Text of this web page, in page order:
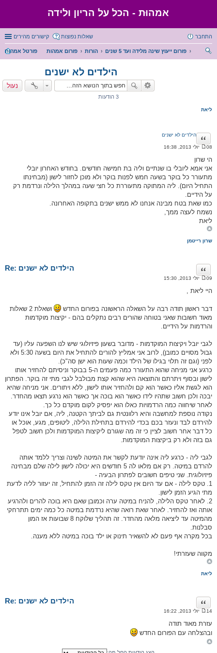
אמהוּת - הכל על הריון ולידה
קישורים מהירים שאלות נפוצות התחבר
פורטל אמהות פורום אמהות הורות
פורום ייעוץ שינה מלידה ועד 5 שנים
הילדים לא ישנים
נעול
3 הודעות
ליאת
הילדים לא ישנים ציטוט
ו
ד
ע
ה
08 יולי 2013, 16:38
הי שרון
אני אמא ליובלי בו שנתיים וליה בת חמישה חודשים. בחודש האחרון יובלי
מתעורר כל בוקר בשעה חמש לפנות בוקר ולא מוכן לחזור לישון (מבחינתו
התחיל היום). ליה המתוקה מתעוררת כל חצי שעה במהלך הלילה ונרדמת רק
על הידיים.
כמו שאת בטח מבינה אנחנו לא ממש ישנים בתקופה האחרונה.
נשמח לעצה ממך,
ליאת
שרון רייטמן
Re: הילדים לא ישנים ציטוט
ו
ד
09 יולי 2013, 15:30
היי ליאת ,
דבר ראשון תודה רבה על השאלה הראשונה בפורום החדש
ושאלת 2 שאלות
מאוד חשובות שאני בטוחה שהורים רבים נתקלים בהם - יקיצות מוקדמות
והרדמות על הידיים.
לגבי יובל ויקיצות המוקדמות - מדובר בשעון פיזיולוגי שיש לנו השפעה עליו (עד
גבול מסויים כמובן), לרוב אני אמליץ להורים להתחיל את היום בשעה 5:30 ולא
לפני (וגם זה תלוי בגילו של הילד וכמה שעות הוא ישן סה"כ).
כרגע אני מניחה שהוא התעורר כמה פעמים ה-5 בבוקר וניסיתם להחזיר אותו
לישון ובסוף ויתרתם והתוצאה היא שהוא קצת מבולבל לגבי מתי זה בוקר. הפתרון
הוא לגשת אליו כאשר הוא קם ולהחזיר אותו לישון, ללא ויתורים. אני מניחה שהיא
יבכה ולכן חשוב שתהיו לידו כאשר הוא בוכה אך כאשר הוא נרגע תצאו מהחדר.
לאחר שיחווה כמה הרדמויות כאלו הוא יפסיק לקום מוקדם כל כך.
נקודה נוספת למחשבה והיא רלוונטית גם לביתך הקטנה, ליה, אם יובל אינו יודע
להירדם לבד ונעזר בכם בכדי להירדם בתחילת הלילה, ליטופים, מגע, אוכל או
כל דבר אחר חשוב לציין כי זה מה שגורם ליקיצות המוקדמות ולכן חשוב לטפל
גם בזה ולא רק ביקיצות המוקדמות.
לגבי ליה - כרגע ליה אינה יודעת לקשר את המיטה לשינה וצריך ללמד אותה
להרדם במיטה. רק אם מלאו לה 5 חודשים היא יכולה לישון לילה שלם מבחינה
פיזיולוגית. שני טיפים חשובים לפתרון הבעיה -
1. טקס לילה - אם עד היום אין טקס לילה זה הזמן להתחיל, זה יעזור לליה לדעת
מתי הגיע הזמן לישון.
2. לאחר טקס הלילה, להניח במיטה ערה וכמובן שאם היא בוכה להרים ולהרגיע
אותה ואז להחזיר. לאחר שאת רואה שהיא נרדמת במיטה כל כמה ימים תתרחקי
מהמיטה עד ליציאה מלאה מהחדר. זה תהליך שלוקח 8 שבועות אז המון
סבלנות.
בכל מקרה אף פעם לא להשאיר תינוק או ילד בוכה במיטה ללא מענה.
מקווה שעזרתי!
ליאת
Re: הילדים לא ישנים ציטוט
ו
ד
ע
ה
14 יולי 2013, 16:22
עזרת מאוד תודה
ובהצלחה עם הפורום החדש